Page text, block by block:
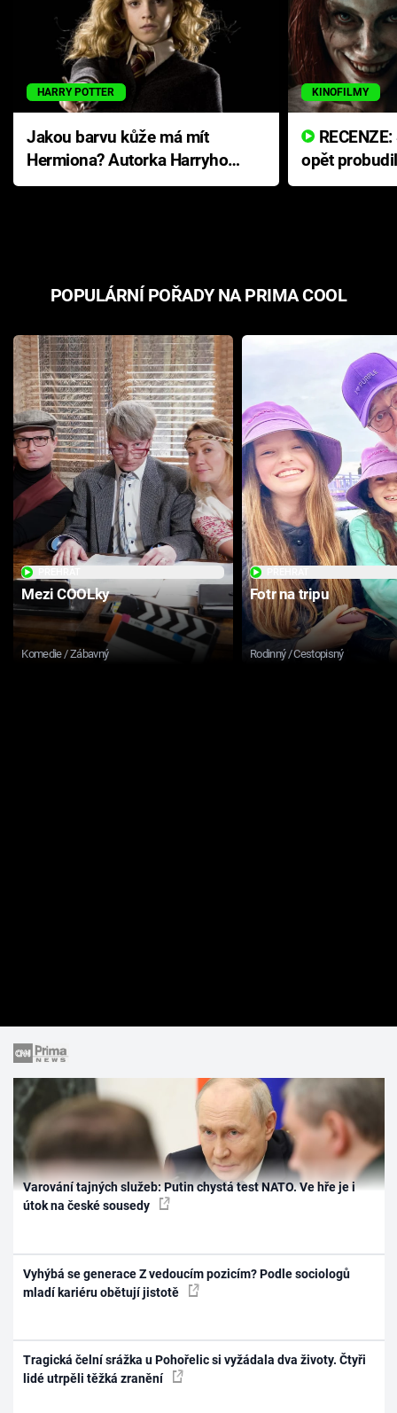
HARRY POTTER
Jakou barvu kůže má mít
Hermiona? Autorka Harryho
Pottera přišla s ráznou
KINOFILMY
opět
přichází s
POPULÁRNÍ POŘADY NA PRIMA COOL
Mezi COOLky
Komedie / Zábavný
Fotr na tripu
Rodinný / Cestopisný
Varování tajných služeb: Putin chystá test NATO. Ve hře je i
útok na české sousedy
Vyhýbá se generace Z vedoucím pozicím? Podle sociologů
mladí kariéru obětují jistotě
Tragická čelní srážka u Pohořelic si vyžádala dva životy. Čtyři
lidé utrpěli těžká zranění